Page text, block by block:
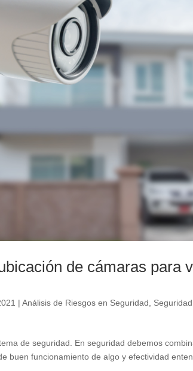
de cámaras para
|Análisis de Riesgos en Seguridad
de seguridad. En seguridad debemos
buen funcionamiento de algo y efectividad